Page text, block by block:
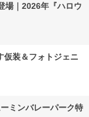
場｜2026年『ハロウ
仮装＆フォトジェニ
ミンバレーパーク特